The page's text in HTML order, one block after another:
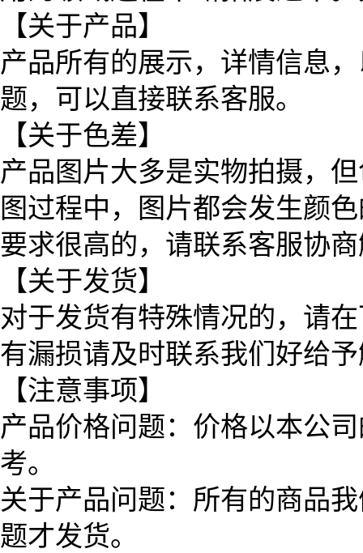
【关于产品】
产品所有的展示，详情信息
题，可以直接联系客服。
【关于色差】
产品图片大多是实物拍摄，
图过程中，图片都会发生颜
要求很高的，请联系客服协
【关于发货】
对于发货有特殊情况的，请
有漏损请及时联系我们好给
【注意事项】
产品价格问题：价格以本公
考。
关于产品问题：所有的商品
题才发货。